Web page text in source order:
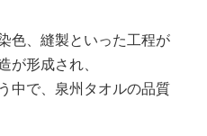
色、縫製といった工程が
が形成され、
中で、泉州タオルの品質